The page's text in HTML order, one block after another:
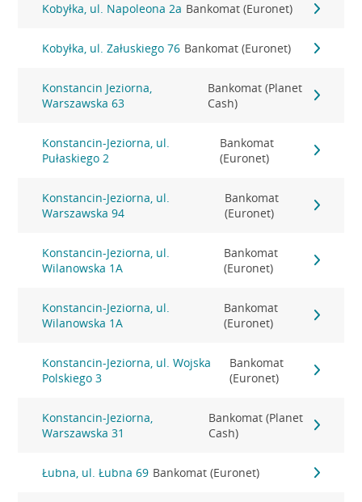
Kobyłka, ul. Napoleona 2a Bankomat (Euronet)
Kobyłka, ul. Załuskiego 76 Bankomat (Euronet)
Konstancin Jeziorna,
Warszawska 63
Bankomat (Planet
Cash)
Konstancin-Jeziorna, ul.
Pułaskiego 2
Bankomat
(Euronet)
Konstancin-Jeziorna, ul.
Warszawska 94
Bankomat
(Euronet)
Konstancin-Jeziorna, ul.
Wilanowska 1A
Bankomat
(Euronet)
Konstancin-Jeziorna, ul.
Wilanowska 1A
Bankomat
(Euronet)
Konstancin-Jeziorna, ul. Wojska
Polskiego 3
Bankomat
(Euronet)
Konstancin-Jeziorna,
Warszawska 31
Bankomat (Planet
Cash)
Łubna, ul. Łubna 69 Bankomat (Euronet)